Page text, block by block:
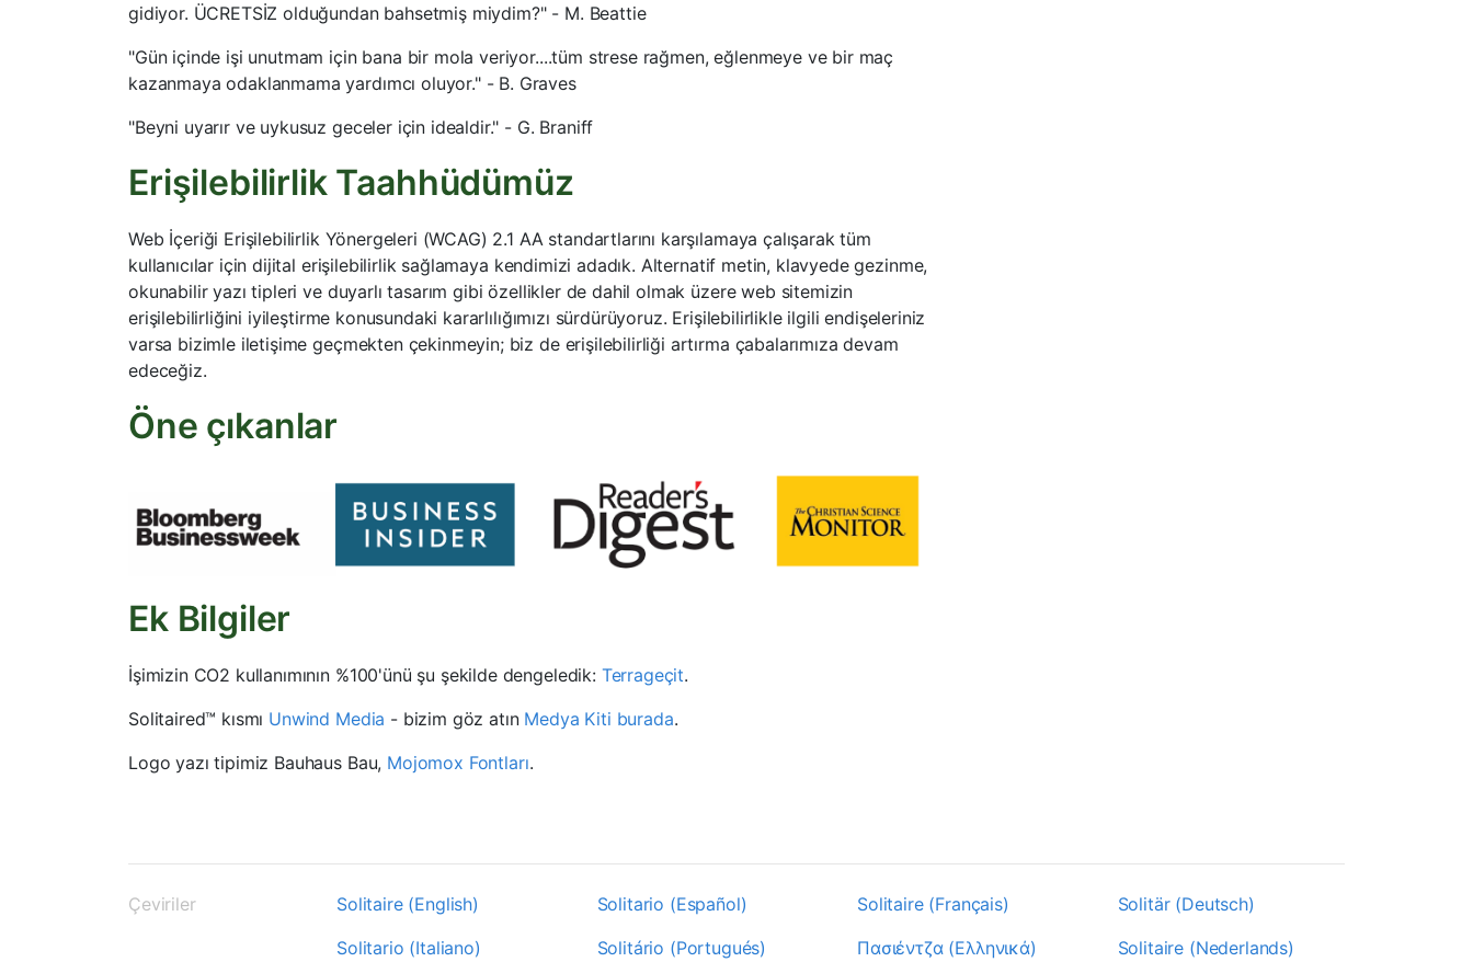
gidiyor. ÜCRETSİZ olduğundan bahsetmiş miydim?" - M. Beattie
"Gün içinde işi unutmam için bana bir mola veriyor....tüm strese rağmen, eğlenmeye ve bir maç
kazanmaya odaklanmama yardımcı oluyor." - B. Graves
"Beyni uyarır ve uykusuz geceler için idealdir." - G. Braniff
Erişilebilirlik Taahhüdümüz
Web İçeriği Erişilebilirlik Yönergeleri (WCAG) 2.1 AA standartlarını karşılamaya çalışarak tüm
kullanıcılar için dijital erişilebilirlik sağlamaya kendimizi adadık. Alternatif metin, klavyede gezinme,
okunabilir yazı tipleri ve duyarlı tasarım gibi özellikler de dahil olmak üzere web sitemizin
erişilebilirliğini iyileştirme konusundaki kararlılığımızı sürdürüyoruz. Erişilebilirlikle ilgili endişeleriniz
varsa bizimle iletişime geçmekten çekinmeyin; biz de erişilebilirliği artırma çabalarımıza devam
edeceğiz.
Öne çıkanlar
Ek Bilgiler
İşimizin CO2 kullanımının %100'ünü şu şekilde dengeledik: Terrageçit.
Solitaired™ kısmı Unwind Media - bizim göz atın Medya Kiti burada.
Logo yazı tipimiz Bauhaus Bau, Mojomox Fontları.
Çeviriler Solitaire (English) Solitario (Español) Solitaire (Français)
Solitär (Deutsch)
Solitario (Italiano)
Solitário (Portugués) Πασιέντζα (Ελληνικά) Solitaire (Nederlands)